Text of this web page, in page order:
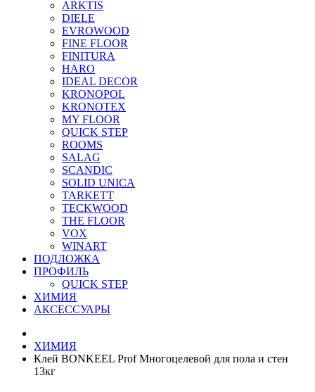
ARKTIS
DIELE
EVROWOOD
FINE FLOOR
FINITURA
HARO
IDEAL DECOR
KRONOPOL
KRONOTEX
MY FLOOR
QUICK STEP
ROOMS
SALAG
SCANDIC
SOLID UNICA
TARKETT
TECKWOOD
THE FLOOR
VOX
WINART
ПОДЛОЖКА
ПРОФИЛЬ
QUICK STEP
ХИМИЯ
АКСЕССУАРЫ
ХИМИЯ
Клей BONKEEL Prof Многоцелевой для пола и стен
13кг